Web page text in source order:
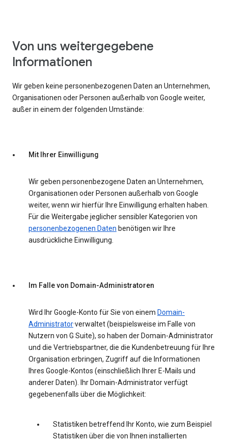
Von uns weitergegebene
Informationen
Wir geben keine personenbezogenen Daten an Unternehmen,
Organisationen oder Personen außerhalb von Google weiter,
außer in einem der folgenden Umstände:
Mit Ihrer Einwilligung
Wir geben personenbezogene Daten an Unternehmen,
Organisationen oder Personen außerhalb von Google
weiter, wenn wir hierfür Ihre Einwilligung erhalten haben.
Für die Weitergabe jeglicher sensibler Kategorien von
personenbezogenen Daten benötigen wir Ihre
ausdrückliche Einwilligung.
Im Falle von Domain-Administratoren
Wird Ihr Google-Konto für Sie von einem Domain-
Administrator·verwaltet (beispielsweise im Falle von
Nutzern von G Suite), so haben der Domain-Administrator
und die Vertriebspartner, die die Kundenbetreuung für Ihre
Organisation erbringen, Zugriff auf die Informationen
Ihres Google-Kontos (einschließlich Ihrer E-Mails und
anderer Daten). Ihr Domain-Administrator verfügt
gegebenenfalls über die Möglichkeit:
Statistiken betreffend Ihr Konto, wie zum Beispiel
Statistiken über die von Ihnen installierten